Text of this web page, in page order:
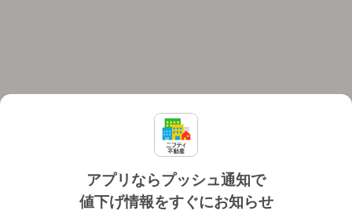
アプリならプッシュ通知で
値下げ情報をすぐにお知らせ
個人情報保護ポリシー 利用規約